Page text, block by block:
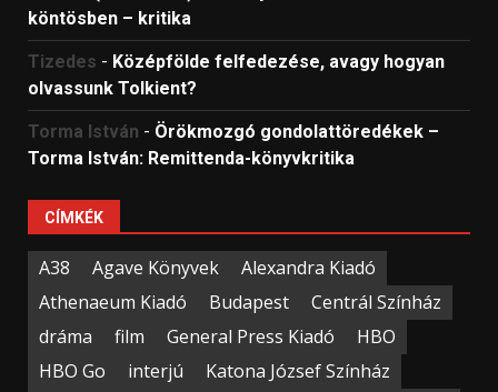
köntösben – kritika
Tizedes - Középfölde felfedezése, avagy hogyan
olvassunk Tolkient?
Torma István - Örökmozgó gondolattöredékek –
Torma István: Remittenda-könyvkritika
CÍMKÉK
A38 Agave Könyvek
Alexandra Kiadó
Athenaeum Kiadó
Budapest
Centrál Színház
dráma
film General Press Kiadó
HBO
HBO Go
interjú
Katona József Színház